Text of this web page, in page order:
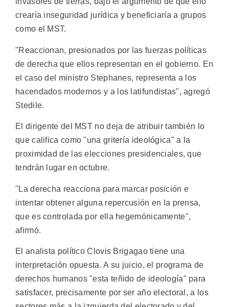
crearía inseguridad jurídica y beneficiaría a grupos
como el MST.
"Reaccionan, presionados por las fuerzas políticas
de derecha que ellos representan en el gobierno. En
el caso del ministro Stephanes, representa a los
hacendados modernos y a los latifundistas", agregó
Stedile.
El dirigente del MST no deja de atribuir también lo
que califica como "una gritería ideológica" a la
proximidad de las elecciones presidenciales, que
tendrán lugar en octubre.
"La derecha reacciona para marcar posición e
intentar obtener alguna repercusión en la prensa,
que es controlada por ella hegemónicamente",
afirmó.
El analista político Clovis Brigagao tiene una
interpretación opuesta. A su juicio, el programa de
derechos humanos "esta teñido de ideología" para
satisfacer, precisamente por ser año electoral, a los